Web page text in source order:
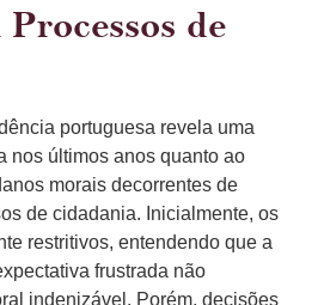
de
portuguesa revela uma
nos últimos anos quanto ao
morais decorrentes de
de cidadania. Inicialmente, os
restritivos, entendendo que a
frustrada não
indenizável. Porém, decisões